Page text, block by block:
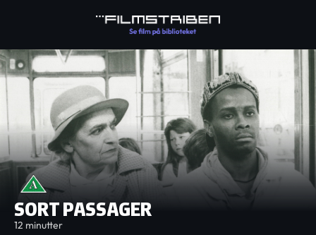
SORT PASSAGER
12 minutter